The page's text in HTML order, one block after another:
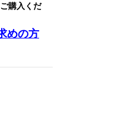
購入くだ
めの方